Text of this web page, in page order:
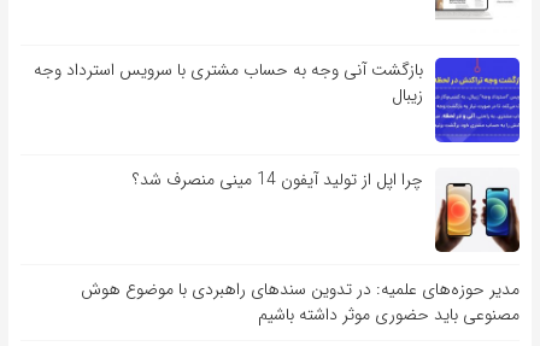
بازگشت آنی وجه به حساب مشتری با سرویس استرداد وجه
زیبال
چرا اپل از تولید آیفون 14 مینی منصرف شد؟
مدیر حوزه‌های علمیه: در تدوین سندهای راهبردی با موضوع هوش
مصنوعی باید حضوری موثر داشته باشیم